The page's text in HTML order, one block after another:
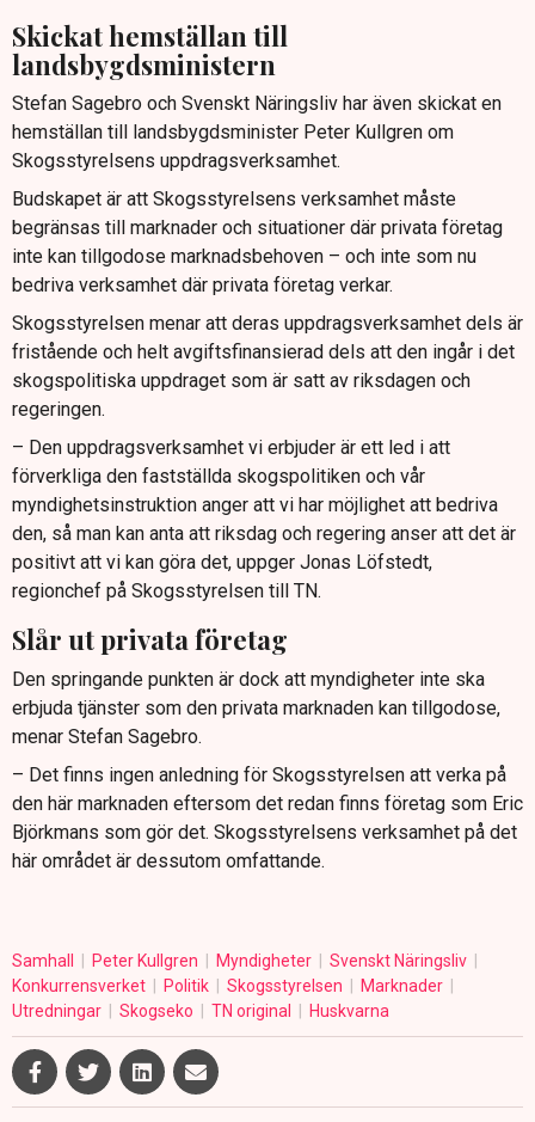
Skickat hemställan till
landsbygdsministern
Stefan Sagebro och Svenskt Näringsliv har även skickat en
hemställan till landsbygdsminister Peter Kullgren om
Skogsstyrelsens uppdragsverksamhet.
Budskapet är att Skogsstyrelsens verksamhet måste
begränsas till marknader och situationer där privata företag
inte kan tillgodose marknadsbehoven – och inte som nu
bedriva verksamhet där privata företag verkar.
Skogsstyrelsen menar att deras uppdragsverksamhet dels är
fristående och helt avgiftsfinansierad dels att den ingår i det
skogspolitiska uppdraget som är satt av riksdagen och
regeringen.
– Den uppdragsverksamhet vi erbjuder är ett led i att
förverkliga den fastställda skogspolitiken och vår
myndighetsinstruktion anger att vi har möjlighet att bedriva
den, så man kan anta att riksdag och regering anser att det är
positivt att vi kan göra det, uppger Jonas Löfstedt,
regionchef på Skogsstyrelsen till TN.
Slår ut privata företag
Den springande punkten är dock att myndigheter inte ska
erbjuda tjänster som den privata marknaden kan tillgodose,
menar Stefan Sagebro.
– Det finns ingen anledning för Skogsstyrelsen att verka på
den här marknaden eftersom det redan finns företag som Eric
Björkmans som gör det. Skogsstyrelsens verksamhet på det
här området är dessutom omfattande.
Samhall Peter Kullgren Myndigheter
Svenskt Näringsliv
Konkurrensverket
Politik Skogsstyrelsen
Marknader
Utredningar
Skogseko TN original Huskvarna